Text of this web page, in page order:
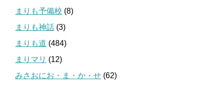
まりも予備校 (8)
まりも神話 (3)
まりも道 (484)
まりマリ (12)
みさおにお・ま・か・せ (62)